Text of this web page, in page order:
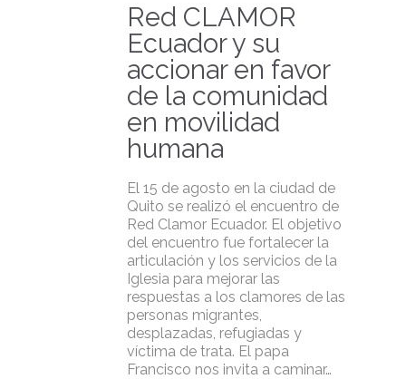
Red CLAMOR
Ecuador y su
accionar en favor
de la comunidad
en movilidad
humana
El 15 de agosto en la ciudad de
Quito se realizó el encuentro de
Red Clamor Ecuador. El objetivo
del encuentro fue fortalecer la
articulación y los servicios de la
Iglesia para mejorar las
respuestas a los clamores de las
personas migrantes,
desplazadas, refugiadas y
víctima de trata. El papa
Francisco nos invita a caminar…